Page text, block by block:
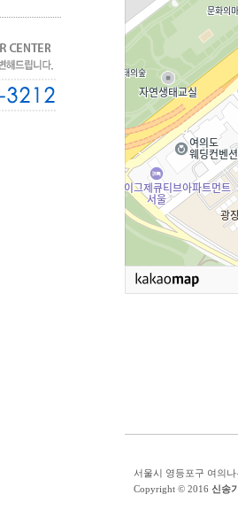
서울시 영등포구 여의
Copyright © 2016 신송